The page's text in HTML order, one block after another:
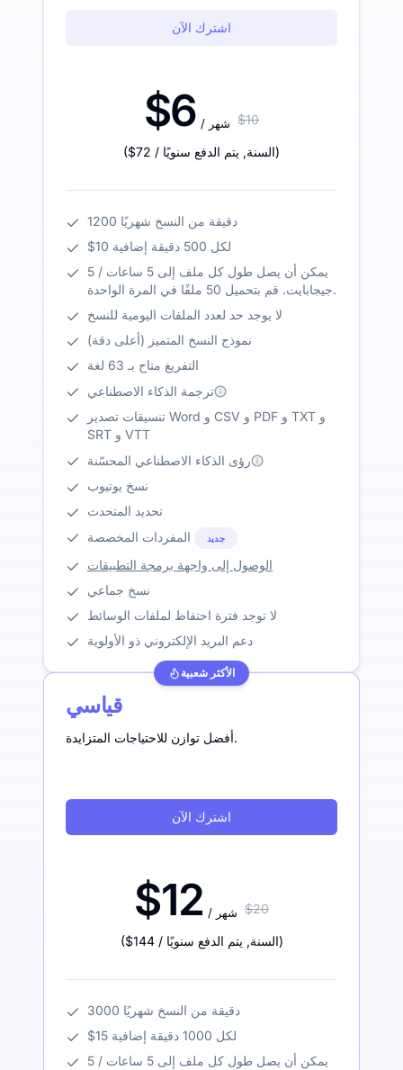
اشترك الآن
$6 / شهر $10
($72 / السنة, يتم الدفع سنويًا )
1200 دقيقة من النسخ شهريًا
$10 لكل 500 دقيقة إضافية
يمكن أن يصل طول كل ملف إلى 5 ساعات / 5
جيجابايت. قم بتحميل 50 ملفًا في المرة الواحدة.
لا يوجد حد لعدد الملفات اليومية للنسخ
نموذج النسخ المتميز (أعلى دقة)
التفريغ متاح بـ 63 لغة
ترجمة الذكاء الاصطناعي
تنسيقات تصدير Word و CSV و PDF و TXT و
SRT و VTT
رؤى الذكاء الاصطناعي المحسّنة
نسخ يوتيوب
تحديد المتحدث
المفردات المخصصة
جديد
الوصول إلى واجهة برمجة التطبيقات
نسخ جماعي
لا توجد فترة احتفاظ لملفات الوسائط
دعم البريد الإلكتروني ذو الأولوية
الأكثر شعبية
قياسي
أفضل توازن للاحتياجات المتزايدة.
اشترك الآن
$12 / شهر $20
($144 / السنة, يتم الدفع سنويًا )
3000 دقيقة من النسخ شهريًا
$15 لكل 1000 دقيقة إضافية
يمكن أن يصل طول كل ملف إلى 5 ساعات / 5